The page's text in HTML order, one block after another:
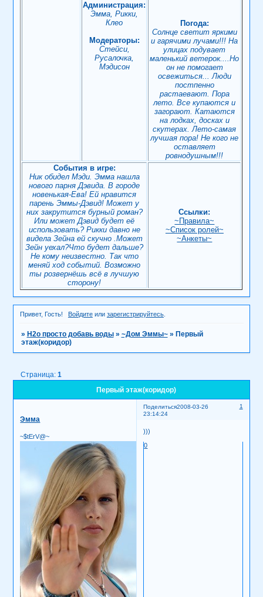
Администрация:
Эмма, Рикки,
Клео
Модераторы:
Стейси,
Русалочка,
Мэдисон
Погода:
Солнце светит яркими
и гарячими лучами!!! На
улицах подувает
маленький ветерок....Но
он не помогает
освежиться... Люди
постпенно
растаевают. Пора
лето. Все купаются и
загорают. Катаются
на лодках, досках и
скутерах. Лето-самая
лучшая пора! Не кого не
оставляет
ровнодушным!!!
События в игре:
Ник обидел Мэди. Эмма нашла
нового парня Дэвида. В городе
новенькая-Ева! Ей нравится
парень Эммы-Дэвид! Может у
них закрутится бурный роман?
Или может Дэвид будет её
использовать? Рикки давно не
видела Зейна ей скучно .Может
Зейн уехал?Что будет дальше?
Не кому неизвестно. Так что
меняй ход событий. Возможно
ты розвернёшь всё в лучшую
сторону!
Ссылки:
~Правила~
~Список ролей~
~Анкеты~
Привет, Гость! Войдитеили зарегистрируйтесь.
» H2о просто добавь воды » ~Дом Эммы~ » Первый
этаж(коридор)
Первый этаж(коридор)
Страница: 1
Поделиться 1
2008-03-26
23:14:24
Эмма
~$tErV@~
)))
0